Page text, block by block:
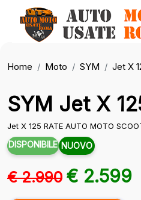
Home Moto SYM Jet X
SYM Jet X
Jet X 125 RATE AUTO MOTO
DISPONIBILE NUOVO
€ 2.990 € 2.599